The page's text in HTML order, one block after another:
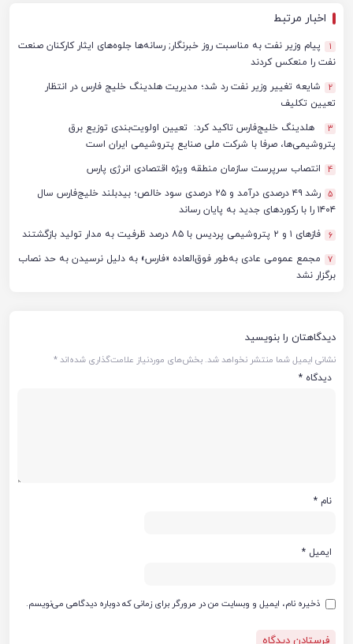
اخبار مرتبط
1
پیام وزیر نفت به مناسبت روز خبرنگار; رسانه‌ها جلوه‌های ایثار کارکنان صنعت
نفت را منعکس کردند
2
شایعه تغییر وزیر نفت رد شد؛ مدیریت هلدینگ خلیج فارس در انتظار
تعیین تکلیف
3
هلدینگ خلیج‌فارس تاکید کرد: تعیین اولویت‌بندی توزیع برق
پتروشیمی‌ها، صرفا با شرکت ملی صنایع پتروشیمی ایران است
4 انتصاب سرپرست سازمان منطقه ویژه اقتصادی انرژی پارس
5
رشد ۴۹ درصدی درآمد و ۲۵ درصدی سود خالص؛ بیدبلند خلیج‌فارس سال
۱۴۰۴ را با رکوردهای جدید به پایان رساند
6 فازهای ۱ و ۲ پتروشیمی پردیس با ۸۵ درصد ظرفیت به مدار تولید بازگشتند
7
مجمع عمومی عادی به‌طور فوق‌العاده «فارس» به دلیل نرسیدن به حد نصاب
برگزار نشد
دیدگاهتان را بنویسید
نشانی ایمیل شما منتشر نخواهد شد. بخش‌های موردنیاز علامت‌گذاری شده‌اند*
دیدگاه *
نام *
ایمیل *
ذخیره نام، ایمیل و وبسایت من در مرورگر برای زمانی که دوباره دیدگاهی می‌نویسم.